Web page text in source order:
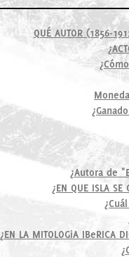
QUÉ AUTOR (1856-
¿Autora de
¿EN QUE ISLA
¿EN LA MITOLOGiA IBeRICA